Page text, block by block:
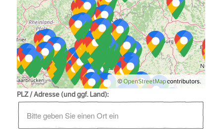
©OpenStreetMapcontributors.
PLZ / Adresse (und ggf. Land):